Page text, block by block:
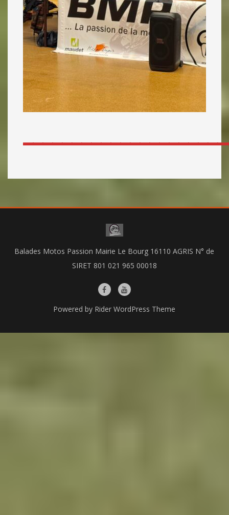
Balades Motos Passion Mairie Le Bourg 16110 AGRIS N° de
SIRET 801 021 965 00018
Powered by Rider WordPress Theme